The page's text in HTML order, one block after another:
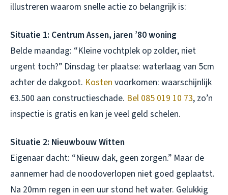
illustreren waarom snelle actie zo belangrijk is:
Situatie 1: Centrum Assen, jaren ’80 woning
Belde maandag: “Kleine vochtplek op zolder, niet
urgent toch?” Dinsdag ter plaatse: waterlaag van 5cm
achter de dakgoot. Kosten voorkomen: waarschijnlijk
€3.500 aan constructieschade. Bel 085 019 10 73, zo’n
inspectie is gratis en kan je veel geld schelen.
Situatie 2: Nieuwbouw Witten
Eigenaar dacht: “Nieuw dak, geen zorgen.” Maar de
aannemer had de noodoverlopen niet goed geplaatst.
Na 20mm regen in een uur stond het water. Gelukkig